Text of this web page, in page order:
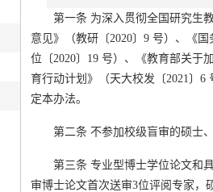
第一条 为深入贯彻全国研究生
意见》（教研〔2020〕9 号）、《
位〔2020〕19 号）、《教育部关于
育行动计划》（天大校发〔2021〕
定本办法。
第二条 不参加校级盲审的硕士
第三条 专业型博士学位论文和
审博士论文首次送审3位评阅专家，